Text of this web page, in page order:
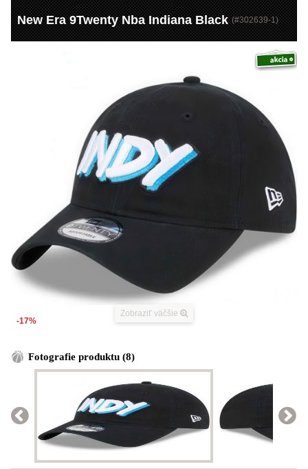
New Era 9Twenty Nba Indiana Black (#302639-1)
Zobraziť väčšie
-17%
Fotografie produktu (8)